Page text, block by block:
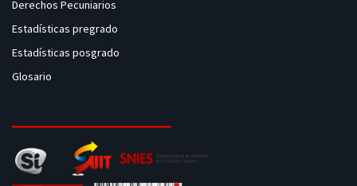
Derechos Pecuniarios
Estadísticas pregrado
Estadísticas posgrado
Glosario